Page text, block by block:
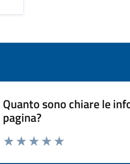
Quanto sono chiare le
pagina?
Valuta da 1 a 5 stelle la pagina